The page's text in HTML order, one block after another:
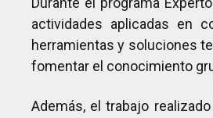
actividades aplicadas en
herramientas y soluciones
fomentar el conocimiento
Además, el trabajo realizado